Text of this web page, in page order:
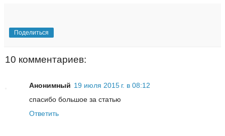
Поделиться
10 комментариев:
Анонимный 19 июля 2015 г. в 08:12
спасибо большое за статью
Ответить